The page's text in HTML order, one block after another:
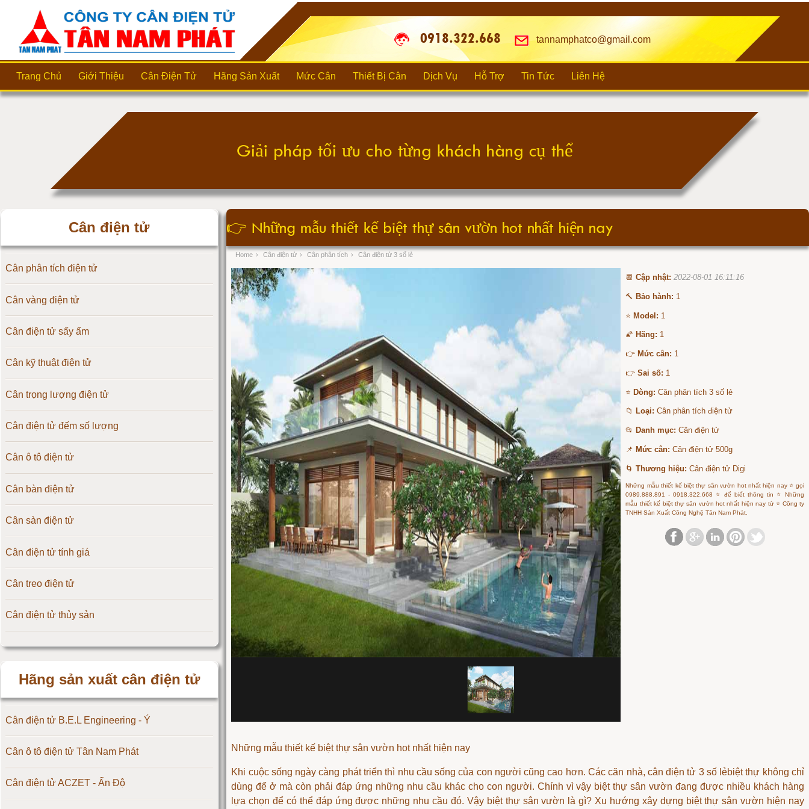
0918.322.668 tannamphatco@gmail.com
Trang Chủ Giới Thiệu Cân Điện Tử Hãng Sản Xuất Mức Cân Thiết Bị Cân Dịch Vụ Hỗ Trợ Tin Tức Liên Hệ
👉 Những mẫu thiết kế biệt thự sân vườn hot nhất hiện nay
Home › Cân điện tử › Cân phân tích › Cân điện tử 3 số lẻ
📆Cập nhật: 2022-08-01 16:11:16
🔨 Bảo hành: 1
⭐Model: 1
🌠 Hãng: 1
👉 Mức cân: 1
👉Sai số: 1
⭐Dòng: Cân phân tích 3 số lẻ
📁 Loại: Cân phân tích điện tử
📂 Danh mục: Cân điện tử
📌 Mức cân: Cân điện tử 500g
🌀Thương hiệu: Cân điện tử Digi
Những mẫu thiết kế biệt thự sân vườn hot nhất hiện nay ⭐ gọi
0989.888.891 - 0918.322.668 ⭐ để biết thông tin ⭐ Những
mẫu thiết kế biệt thự sân vườn hot nhất hiện nay từ ⭐ Công ty
TNHH Sản Xuất Công Nghệ Tân Nam Phát.
Những mẫu thiết kế biệt thự sân vườn hot nhất hiện nay
Khi cuộc sống ngày càng phát triển thì nhu cầu sống của con người cũng cao hơn. Các căn nhà, cân điện tử 3 số lẻbiệt thự không chỉ
dùng để ở mà còn phải đáp ứng những nhu cầu khác cho con người. Chính vì vậy biệt thự sân vườn đang được nhiều khách hàng
lựa chọn để có thể đáp ứng được những nhu cầu đó. Vậy biệt thự sân vườn là gì? Xu hướng xây dựng biệt thự sân vườn hiện nay
Cân điện tử
Cân phân tích điện tử
Cân vàng điện tử
Cân điện tử sấy ẩm
Cân kỹ thuật điện tử
Cân trọng lượng điện tử
Cân điện tử đếm số lượng
Cân ô tô điện tử
Cân bàn điện tử
Cân sàn điện tử
Cân điện tử tính giá
Cân treo điện tử
Cân điện tử thủy sản
Hãng sản xuất cân điện tử
Cân điện tử B.E.L Engineering - Ý
Cân ô tô điện tử Tân Nam Phát
Cân điện tử ACZET - Ấn Độ